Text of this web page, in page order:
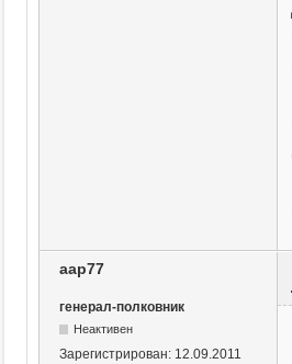
aap77
генерал-полковник
Неактивен
Зарегистрирован: 12.09.2011